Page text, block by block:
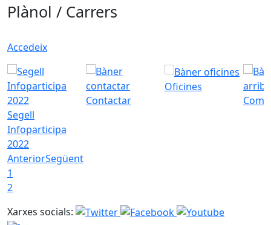
Plànol / Carrers
Accedeix
Segell
Infoparticipa
2022
Contactar
Oficines
Com
AnteriorSegüent
1
2
Xarxes socials: